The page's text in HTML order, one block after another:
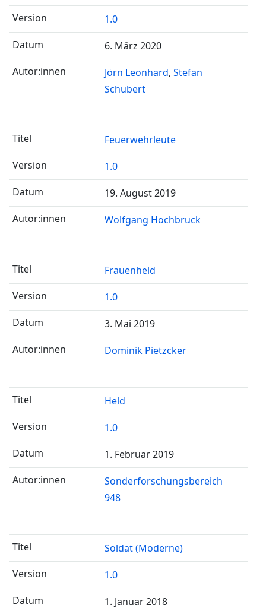
1.0
6. März 2020
Jörn Leonhard Stefan
Schubert
Feuerwehrleute
1.0
19. August 2019
Wolfgang Hochbruck
Frauenheld
1.0
3. Mai 2019
Dominik Pietzcker
Held
1.0
1. Februar 2019
Sonderforschungsbereich
948
Soldat (Moderne)
1.0
1. Januar 2018